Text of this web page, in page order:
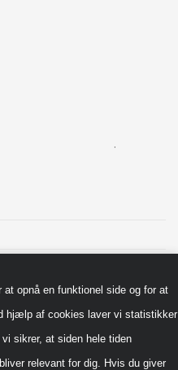
opnå en funktionel side og for at
hjælp af cookies laver vi statistikker
sikrer, at siden hele tiden
relevant for dig. Hvis du giver
.